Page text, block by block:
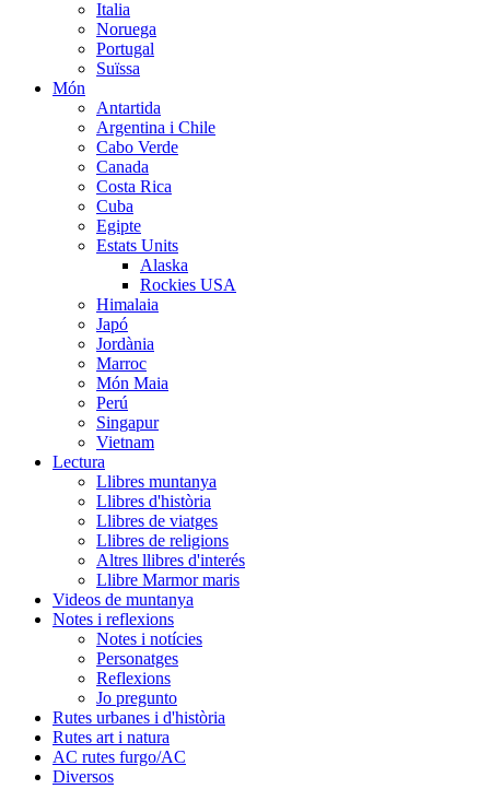
Italia
Noruega
Portugal
Suïssa
Món
Antartida
Argentina i Chile
Cabo Verde
Canada
Costa Rica
Cuba
Egipte
Estats Units
Alaska
Rockies USA
Himalaia
Japó
Jordània
Marroc
Món Maia
Perú
Singapur
Vietnam
Lectura
Llibres muntanya
Llibres d'història
Llibres de viatges
Llibres de religions
Altres llibres d'interés
Llibre Marmor maris
Videos de muntanya
Notes i reflexions
Notes i notícies
Personatges
Reflexions
Jo pregunto
Rutes urbanes i d'història
Rutes art i natura
AC rutes furgo/AC
Diversos